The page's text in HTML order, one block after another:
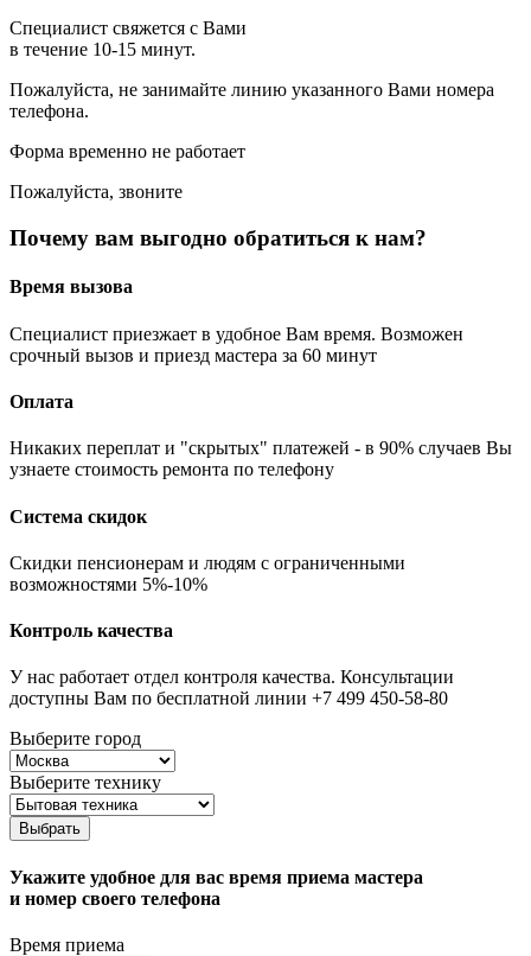
Специалист свяжется с Вами
в течение 10-15 минут.
Пожалуйста, не занимайте линию указанного Вами номера
телефона.
Форма временно не работает
Пожалуйста, звоните
Почему вам выгодно обратиться к нам?
Время вызова
Специалист приезжает в удобное Вам время. Возможен
срочный вызов и приезд мастера за 60 минут
Оплата
Никаких переплат и "скрытых" платежей - в 90% случаев Вы
узнаете стоимость ремонта по телефону
Система скидок
Скидки пенсионерам и людям с ограниченными
возможностями 5%-10%
Контроль качества
У нас работает отдел контроля качества. Консультации
доступны Вам по бесплатной линии +7 499 450-58-80
Выберите город
Выберите технику
Выбрать
Укажите удобное для вас время приема мастера
и номер своего телефона
Время приема